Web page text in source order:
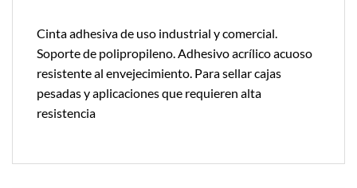
Cinta adhesiva de uso industrial y comercial.
Soporte de polipropileno. Adhesivo acrílico acuoso
resistente al envejecimiento. Para sellar cajas
pesadas y aplicaciones que requieren alta
resistencia